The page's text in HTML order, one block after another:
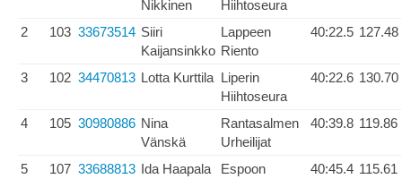
Nikkinen
Hiihtoseura
2 103 33673514 Siiri
Kaijansinkko
Lappeen
Riento
40:22.5 127.48
3 102 34470813 Lotta Kurttila Liperin
Hiihtoseura
40:22.6 130.70
4 105 30980886 Nina
Vänskä
Rantasalmen
Urheilijat
40:39.8 119.86
5 107 33688813 Ida Haapala
Espoon
40:45.4 115.61